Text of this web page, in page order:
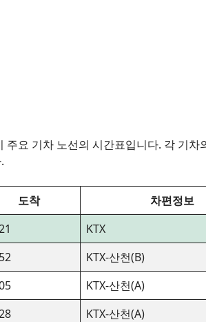
주요 기차 노선의 시간표입니다. 각 기차
도착 차편정보
KTX
KTX-산천(B)
KTX-산천(A)
KTX-산천(A)